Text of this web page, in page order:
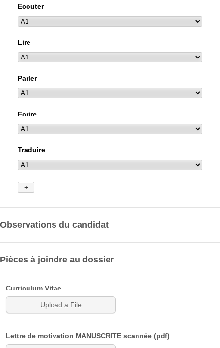
Observations du candidat
Pièces à joindre au dossier
Curriculum Vitae
Upload a File
Lettre de motivation MANUSCRITE scannée (pdf)